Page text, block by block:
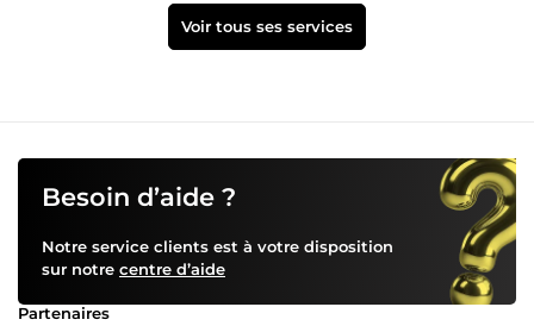
Voir tous ses services
Besoin d’aide ?
Notre service clients est à votre disposition
sur notre centre d’aide
Partenaires